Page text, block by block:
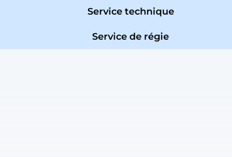
Service technique
Service de régie